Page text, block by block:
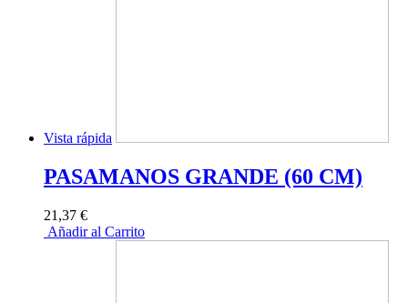
Vista rápida
PASAMANOS GRANDE (60 CM)
21,37 €
Añadir al Carrito